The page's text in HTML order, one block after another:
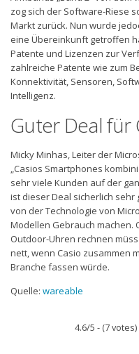
zog sich der Software-Riese
Markt zurück. Nun wurde
eine Übereinkunft getroffen
Patente und Lizenzen zur
zahlreiche Patente wie zum
Konnektivität, Sensoren,
Intelligenz.
Guter Deal für
Micky Minhas, Leiter der
„Casios Smartphones
sehr viele Kunden auf der
ist dieser Deal sicherlich
von der Technologie von
Modellen Gebrauch machen.
Outdoor-Uhren rechnen
nett, wenn Casio zusammen
Branche fassen würde.
Quelle: wareable
4.6/5 - (7 votes)